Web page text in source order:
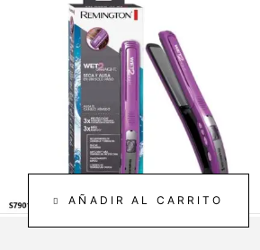
AÑADIR AL CARRITO